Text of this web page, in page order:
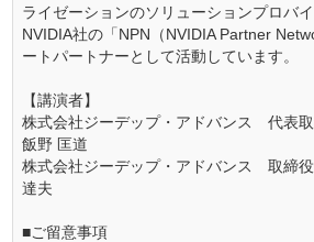
ライゼーションのソリューションプロバイ
NVIDIA社の「NPN（NVIDIA Partner
ートパートナーとして活動しています。
【講演者】
株式会社ジーデップ・アドバンス 代表
飯野 匡道
株式会社ジーデップ・アドバンス 取締
達夫
■ご留意事項